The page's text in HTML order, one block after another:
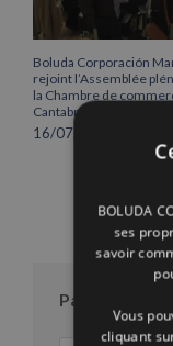
Boluda Corporación
rejoint l’Assemblée
la Chambre de
Cantabrie
16/07/2026
Par mois
BOLUDA
ses
savoir
Vous
cliquant